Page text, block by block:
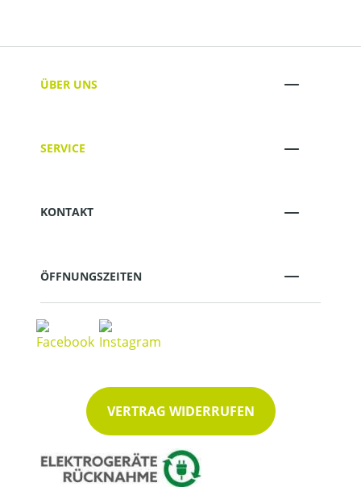
ÜBER UNS
SERVICE
KONTAKT
ÖFFNUNGSZEITEN
VERTRAG WIDERRUFEN